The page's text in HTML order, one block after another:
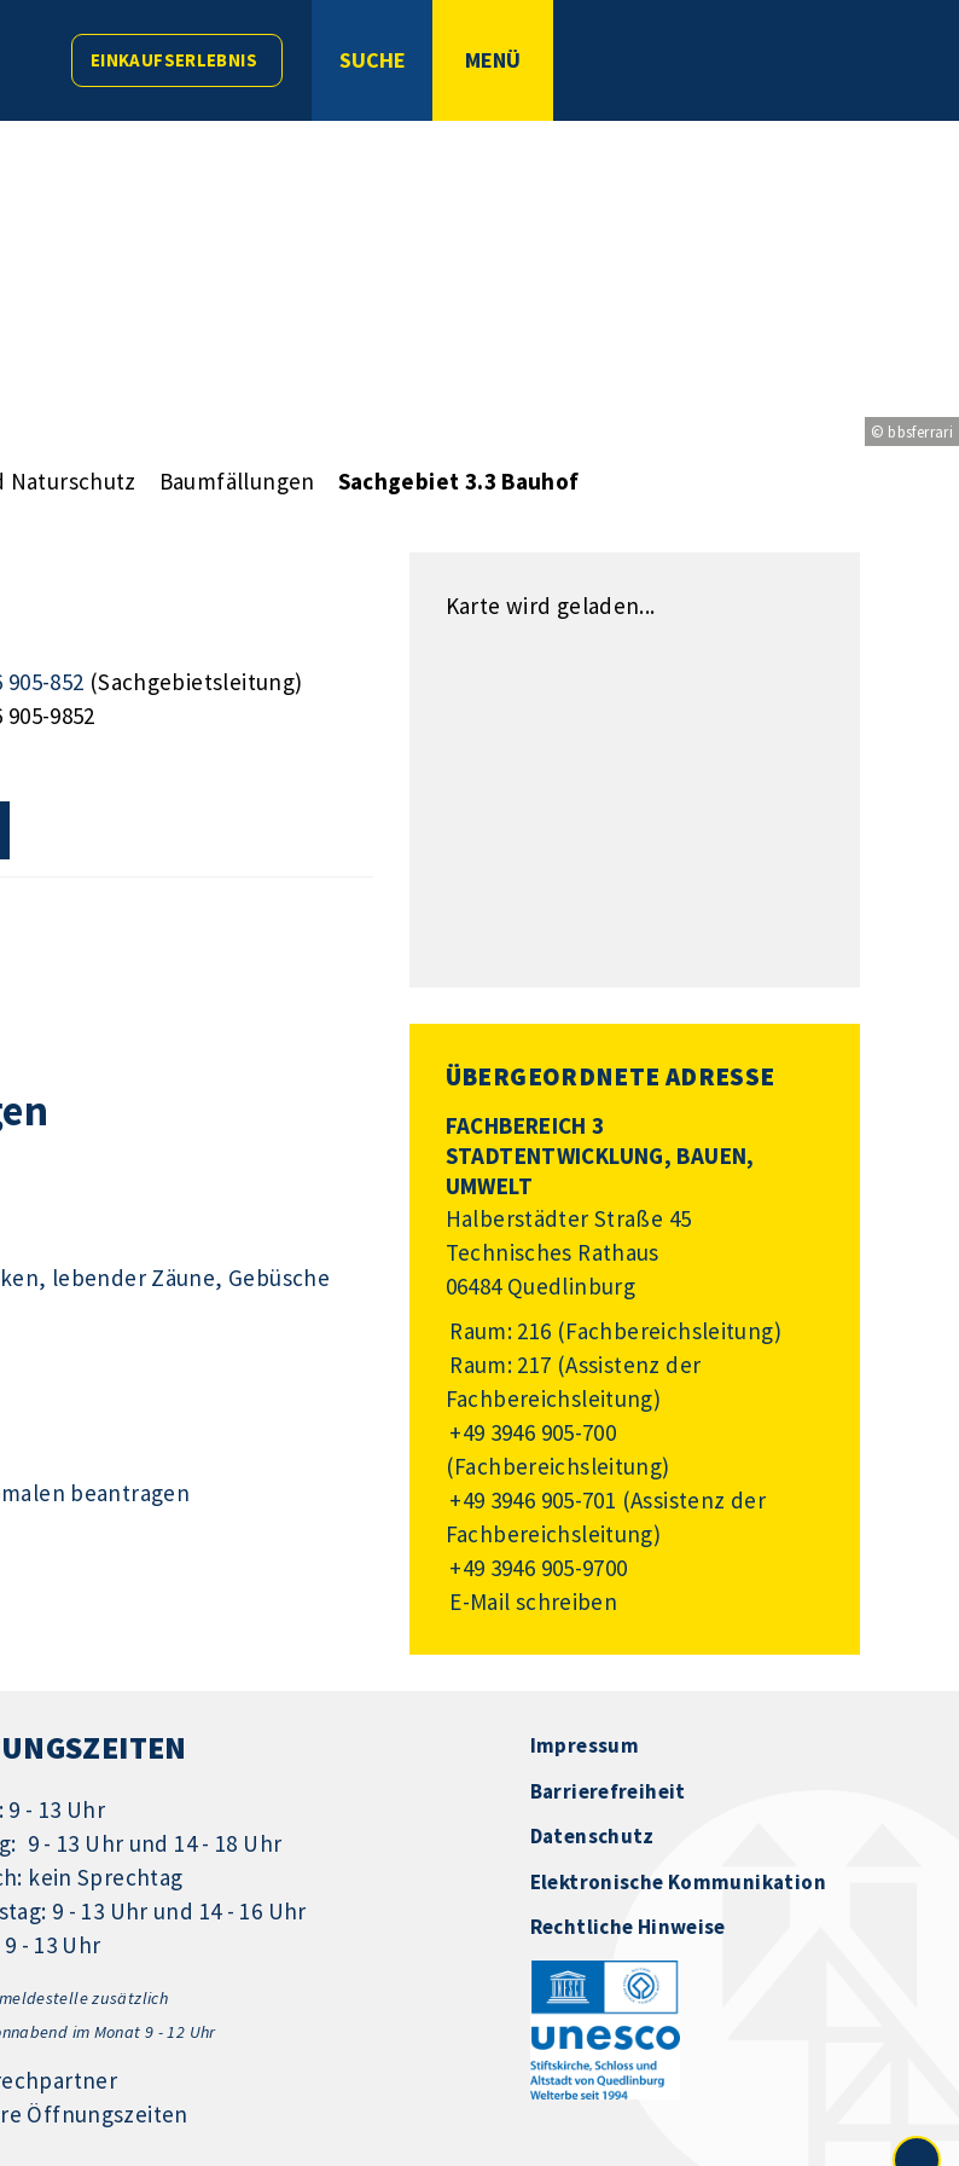
EINKAUFSERLEBNIS SUCHE MENÜ
© bbsferrari
Naturschutz Baumfällungen Sachgebiet 3.3 Bauhof
905-852 (Sachgebietsleitung)
905-9852
lebender Zäune, Gebüsche
beantragen
Karte wird geladen...
ÜBERGEORDNETE ADRESSE
FACHBEREICH 3
STADTENTWICKLUNG, BAUEN,
UMWELT
Halberstädter Straße 45
Technisches Rathaus
06484 Quedlinburg
Raum: 216 (Fachbereichsleitung)
Raum: 217 (Assistenz der
Fachbereichsleitung)
+49 3946 905-700
(Fachbereichsleitung)
+49 3946 905-701 (Assistenz der
Fachbereichsleitung)
+49 3946 905-9700
E-Mail schreiben
9 - 13 Uhr
9 - 13 Uhr und 14 - 18 Uhr
kein Sprechtag
9 - 13 Uhr und 14 - 16 Uhr
- 13 Uhr
zusätzlich
im Monat 9 - 12 Uhr
Öffnungszeiten
Impressum
Barrierefreiheit
Datenschutz
Elektronische Kommunikation
Rechtliche Hinweise